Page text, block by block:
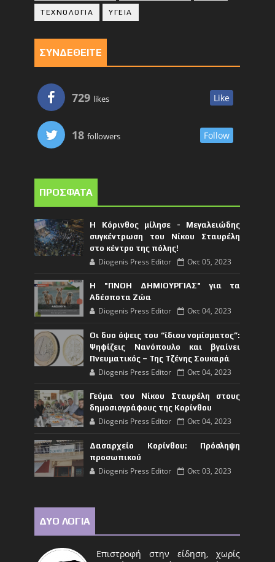
ΤΕΧΝΟΛΟΓΙΑ ΥΓΕΙΑ
ΣΥΝΔΕΘΕΙΤΕ
729 likes Like
18 followers Follow
ΠΡΟΣΦΑΤΑ
Η Κόρινθος μίλησε - Μεγαλειώδης
συγκέντρωση του Νίκου Σταυρέλη
στο κέντρο της πόλης!
Diogenis Press Editor Οκτ 05, 2023
Η "ΠΝΟΗ ΔΗΜΙΟΥΡΓΙΑΣ" για τα
Αδέσποτα Ζώα
Diogenis Press Editor Οκτ 04, 2023
Οι δυο όψεις του “ίδιου νομίσματος”:
Ψηφίζεις Νανόπουλο και βγαίνει
Πνευματικός – Της Τζένης Σουκαρά
Diogenis Press Editor Οκτ 04, 2023
Γεύμα του Νίκου Σταυρέλη στους
δημοσιογράφους της Κορίνθου
Diogenis Press Editor Οκτ 04, 2023
Δασαρχείο Κορίνθου: Πρόσληψη
προσωπικού
Diogenis Press Editor Οκτ 03, 2023
ΔΥΟ ΛΟΓΙΑ
Επιστροφή στην είδηση, χωρίς